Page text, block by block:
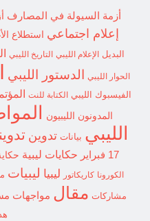
أزمة السيولة في المصارف
إعلام اجتماعي استطلاع
البديل
الإعلام الليبي التاريخ الليبي
الحوار الليبي الدستور الليبي
الفيسبوك الليبي الكتابة للنت
المدونون الليبيون
الليبي بيانات تدوين
17 فبراير
حكايات ليبية
الكورونا كاريكاتور ليبيا ليبيات
مشاركات مقال مواجهات